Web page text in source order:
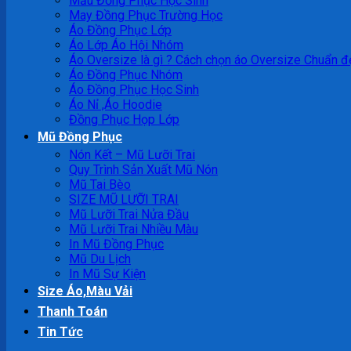
May Đồng Phục Trường Học
Áo Đồng Phục Lớp
Áo Lớp Áo Hội Nhóm
Áo Oversize là gì ? Cách chọn áo Oversize Chuẩn
Áo Đồng Phục Nhóm
Áo Đồng Phục Học Sinh
Áo Nỉ ,Áo Hoodie
Đồng Phục Họp Lớp
Mũ Đồng Phục
Nón Kết – Mũ Lưỡi Trai
Quy Trình Sản Xuất Mũ Nón
Mũ Tai Bèo
SIZE MŨ LƯỠI TRAI
Mũ Lưỡi Trai Nửa Đầu
Mũ Lưỡi Trai Nhiều Màu
In Mũ Đồng Phục
Mũ Du Lịch
In Mũ Sự Kiện
Size Áo,Màu Vải
Thanh Toán
Tin Tức